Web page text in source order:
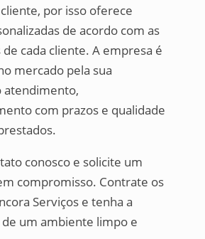
por isso oferece
de acordo com as
de cada cliente. A empresa é
mercado pela sua
atendimento,
com prazos e qualidade
conosco e solicite um
compromisso. Contrate os
Serviços e tenha a
um ambiente limpo e